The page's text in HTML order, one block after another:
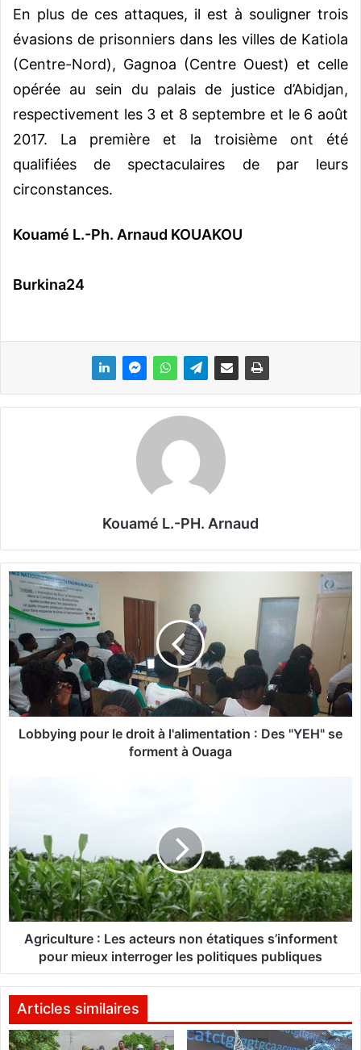
En plus de ces attaques, il est à souligner trois
évasions de prisonniers dans les villes de Katiola
(Centre-Nord), Gagnoa (Centre Ouest) et celle
opérée au sein du palais de justice d’Abidjan,
respectivement les 3 et 8 septembre et le 6 août
2017. La première et la troisième ont été
qualifiées de spectaculaires de par leurs
circonstances.
Kouamé L.-Ph. Arnaud KOUAKOU
Burkina24
Kouamé L.-PH. Arnaud
L
o
b
b
y
i
n
g
p
o
i
t
à
l
i
n
Lobbying pour le droit à l'alimentation : Des "YEH" se
forment à Ouaga
c
u
l
t
u
:
L
s
a
Agriculture : Les acteurs non étatiques s’informent
pour mieux interroger les politiques publiques
Articles similaires